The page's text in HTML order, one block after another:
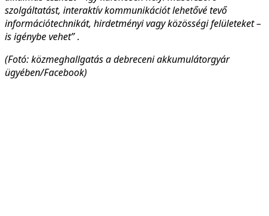
szolgáltatást, interaktív kommunikációt lehetővé tevő
információtechnikát, hirdetményi vagy közösségi felületeket –
is igénybe vehet”.
(Fotó: közmeghallgatás a debreceni akkumulátorgyár
ügyében/Facebook)